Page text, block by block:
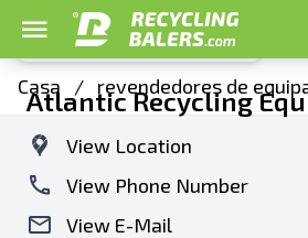
Casa / revendedores de
Atlantic Recycling
View Location
View Phone Number
View E-Mail